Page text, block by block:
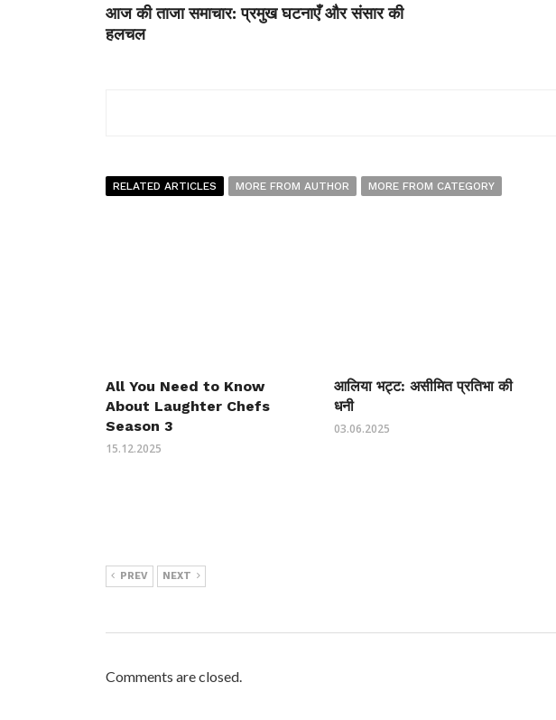
आज की ताजा समाचार: प्रमुख घटनाएँ और संसार की
हलचल
RELATED ARTICLES MORE FROM AUTHOR MORE FROM CATEGORY
All You Need to Know
About Laughter Chefs
Season 3
15.12.2025
आलिया भट्ट: असीमित प्रतिभा की
धनी
03.06.2025
PREV NEXT
Comments are closed.